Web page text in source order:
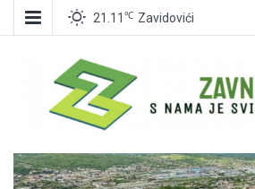
21.11 ℃ Zavidovići